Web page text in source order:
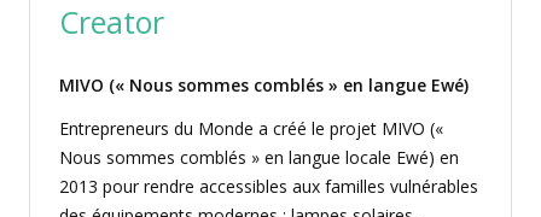
Creator
MIVO (« Nous sommes comblés » en langue Ewé)
Entrepreneurs du Monde a créé le projet MIVO («
Nous sommes comblés » en langue locale Ewé) en
2013 pour rendre accessibles aux familles vulnérables